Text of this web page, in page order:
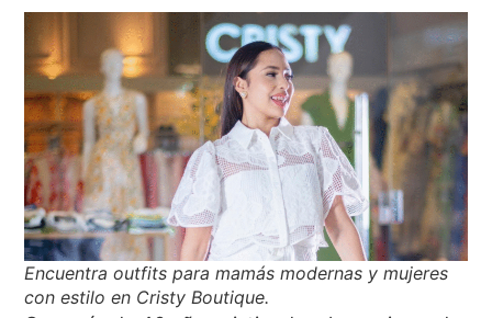
Encuentra outfits para mamás modernas y mujeres
con estilo en Cristy Boutique.